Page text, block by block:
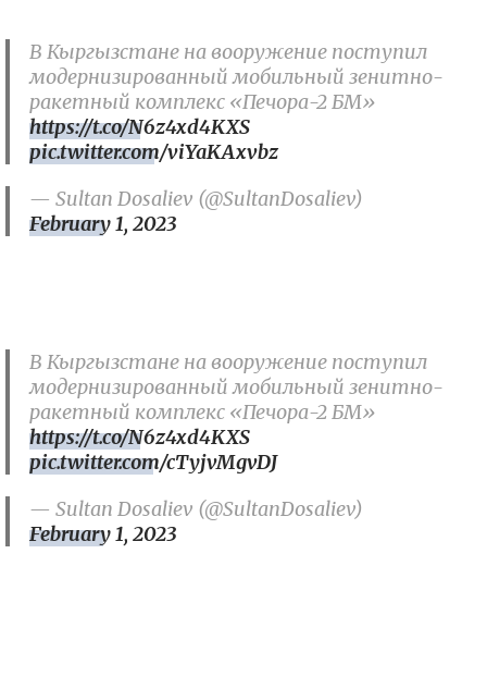
В Кыргызстане на вооружение поступил
модернизированный мобильный зенитно-
ракетный комплекс «Печора-2 БМ»
https://t.co/N6z4xd4KXS
pic.twitter.com/viYaKAxvbz
— Sultan Dosaliev (@SultanDosaliev)
February 1, 2023
В Кыргызстане на вооружение поступил
модернизированный мобильный зенитно-
ракетный комплекс «Печора-2 БМ»
https://t.co/N6z4xd4KXS
pic.twitter.com/cTyjvMgvDJ
— Sultan Dosaliev (@SultanDosaliev)
February 1, 2023